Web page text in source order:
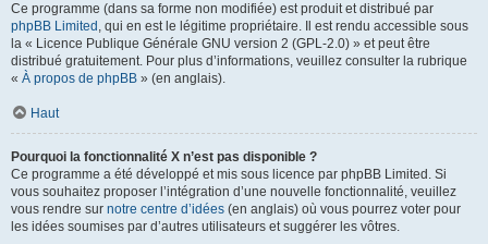
Ce programme (dans sa forme non modifiée) est produit et distribué par
phpBB Limited , qui en est le légitime propriétaire. Il est rendu accessible sous
la « Licence Publique Générale GNU version 2 (GPL-2.0) » et peut être
distribué gratuitement. Pour plus d’informations, veuillez consulter la rubrique
« À propos de phpBB » (en anglais).
Haut
Pourquoi la fonctionnalité X n’est pas disponible ?
Ce programme a été développé et mis sous licence par phpBB Limited. Si
vous souhaitez proposer l’intégration d’une nouvelle fonctionnalité, veuillez
vous rendre sur notre centre d’idées (en anglais) où vous pourrez voter pour
les idées soumises par d’autres utilisateurs et suggérer les vôtres.